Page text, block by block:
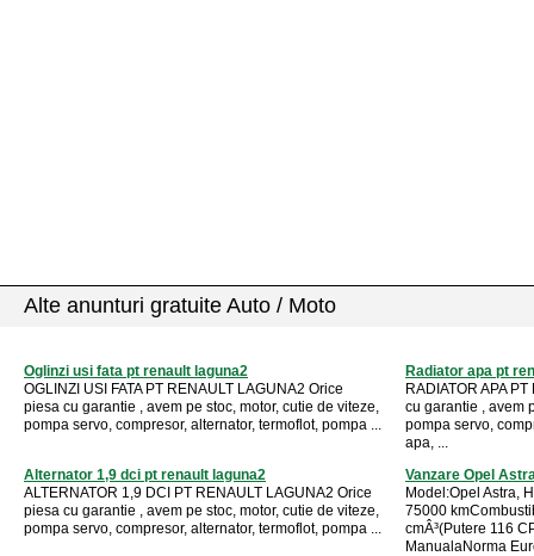
Alte anunturi gratuite Auto / Moto
Oglinzi usi fata pt renault laguna2
OGLINZI USI FATA PT RENAULT LAGUNA2 Orice
piesa cu garantie , avem pe stoc, motor, cutie de viteze,
pompa servo, compresor, alternator, termoflot, pompa ...
Radiator apa pt
RADIATOR APA
cu garantie , avem
pompa servo,
apa, ...
Alternator 1,9 dci pt renault laguna2
ALTERNATOR 1,9 DCI PT RENAULT LAGUNA2 Orice
piesa cu garantie , avem pe stoc, motor, cutie de viteze,
pompa servo, compresor, alternator, termoflot, pompa ...
Vanzare Opel
Model:Opel Astra,
75000
cmÂ³(Putere 116
ManualaNorma